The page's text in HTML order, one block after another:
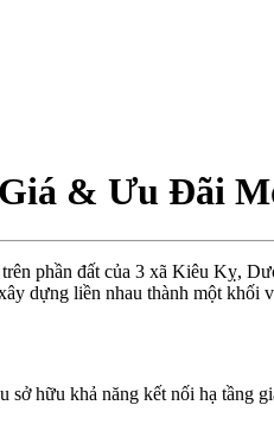
Giá & Ưu Đãi
phần đất của 3 xã Kiêu Kỵ,
dựng liền nhau thành một
hữu khả năng kết nối hạ